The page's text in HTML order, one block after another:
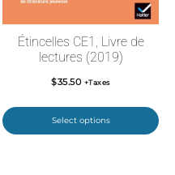
Étincelles CE1, Livre de
lectures (2019)
$35.50 +Taxes
Select options